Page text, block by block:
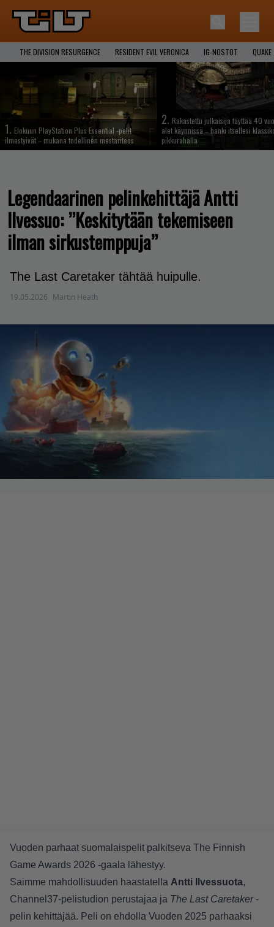
THE DIVISION RESURGENCE RESIDENT EVIL VERONICA IG-NOSTOT QUAKE
1. Elokuun PlayStation Plus Essential -pelit
ilmestyivät – mukana todellinen mestariteos
2. Rakastettu julkaisija täyttää 40
alet käynnissä – hanki itsellesi
pikkurahalla
Legendaarinen pelinkehittäjä Antti
Ilvessuo: ”Keskitytään tekemiseen
ilman sirkustemppuja”
The Last Caretaker tähtää huipulle.
19.05.2026 Martin Heath
Vuoden parhaat suomalaispelit palkitseva The Finnish
Game Awards 2026 -gaala lähestyy.
Saimme mahdollisuuden haastatella Antti Ilvessuota,
Channel37-pelistudion perustajaa ja The Last Caretaker-
pelin kehittäjää. Peli on ehdolla Vuoden 2025 parhaaksi